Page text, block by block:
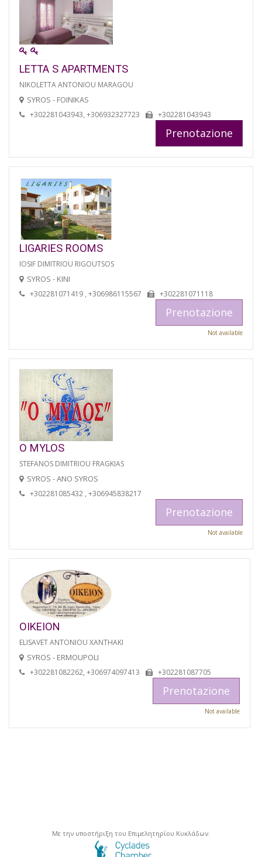
LETTA S APARTMENTS
NIKOLETTA ANTONIOU MARAGOU
SYROS - FOINIKAS
+302281043943, +306932327723 +302281043943
Prenotazione
LIGARIES ROOMS
IOSIF DIMITRIOU RIGOUTSOS
SYROS - KINI
+302281071419 , +306986115567 +302281071118
Prenotazione
Not available
O MYLOS
STEFANOS DIMITRIOU FRAGKIAS
SYROS - ANO SYROS
+302281085432 , +306945838217
Prenotazione
Not available
OIKEION
ELISAVET ANTONIOU XANTHAKI
SYROS - ERMOUPOLI
+302281082262, +306974097413 +302281087705
Prenotazione
Not available
Με την υποστήριξη του Επιμελητηρίου Κυκλάδων.